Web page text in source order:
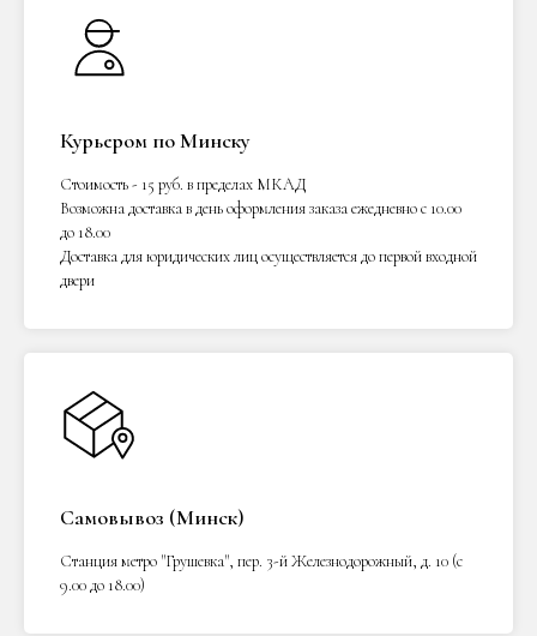
Курьером по Минску
Стоимость - 15 руб. в пределах МКАД
Возможна доставка в день оформления заказа ежедневно с 10.00
до 18.00
Доставка для юридических лиц осуществляется до первой входной
двери
Самовывоз (Минск)
Станция метро "Грушевка", пер. 3-й Железнодорожный, д. 10 (с
9.00 до 18.00)